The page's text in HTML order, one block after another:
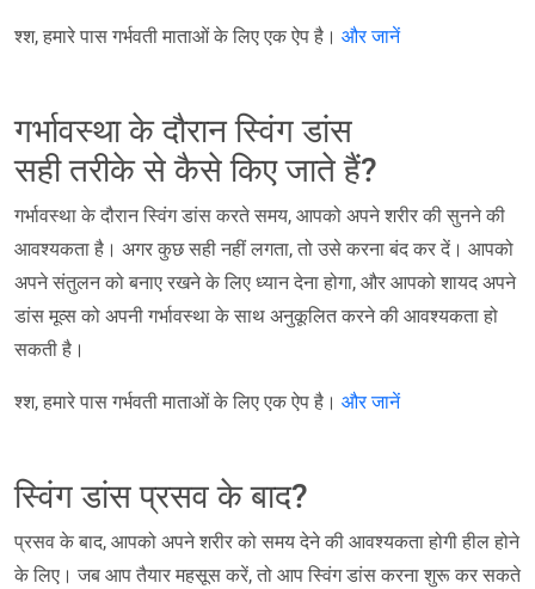
श्श, हमारे पास गर्भवती माताओं के लिए एक ऐप है। और जानें
गर्भावस्था के दौरान स्विंग डांस
सही तरीके से कैसे किए जाते हैं?
गर्भावस्था के दौरान स्विंग डांस करते समय, आपको अपने शरीर की सुनने की
आवश्यकता है। अगर कुछ सही नहीं लगता, तो उसे करना बंद कर दें। आपको
अपने संतुलन को बनाए रखने के लिए ध्यान देना होगा, और आपको शायद अपने
डांस मूव्स को अपनी गर्भावस्था के साथ अनुकूलित करने की आवश्यकता हो
सकती है।
श्श, हमारे पास गर्भवती माताओं के लिए एक ऐप है। और जानें
स्विंग डांस प्रसव के बाद?
प्रसव के बाद, आपको अपने शरीर को समय देने की आवश्यकता होगी हील होने
के लिए। जब आप तैयार महसूस करें, तो आप स्विंग डांस करना शुरू कर सकते